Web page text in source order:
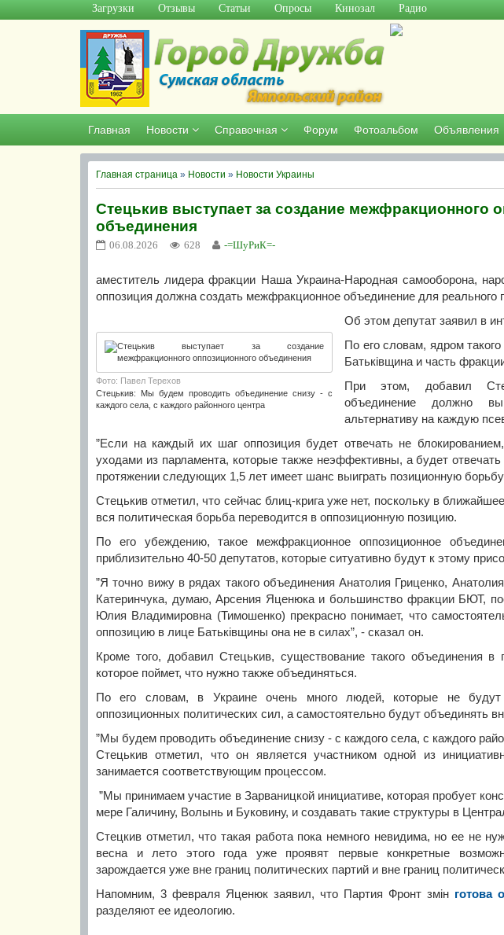
Загрузки Отзывы Статьи Опросы Кинозал Радио
Главная Новости Справочная Форум Фотоальбом Объявления
Главная страница » Новости » Новости Украины
Стецькив выступает за создание межфракционного
объединения
06.08.2026 628 -=ШуРиК=-
аместитель лидера фракции Наша Украина-Народная самооборона,
оппозиция должна создать межфракционное объединение для реального
Фото: Павел Терехов
Стецькив: Мы будем проводить объединение снизу - с
каждого села, с каждого районного центра
Об этом депутат заявил в
По его словам, ядром
Батьківщина и часть
При этом, добавил
объединение должно
альтернативу на каждую
”Если на каждый их шаг оппозиция будет отвечать не
уходами из парламента, которые также неэффективны, а будет отвечать
протяжении следующих 1,5 лет имеет шанс выиграть позиционную борьбу
Стецькив отметил, что сейчас блиц-крига уже нет, поскольку в
вся политическая борьба переводится в оппозиционную позицию.
По его убеждению, такое межфракционное оппозиционное
приблизительно 40-50 депутатов, которые ситуативно будут к этому
”Я точно вижу в рядах такого объединения Анатолия Гриценко,
Катеринчука, думаю, Арсения Яценюка и большинство фракции БЮТ,
Юлия Владимировна (Тимошенко) прекрасно понимает, что
оппозицию в лице Батьківщины она не в силах”, - сказал он.
Кроме того, добавил Стецькив, существование такого объединения
которое поймет, что нужно также объединяться.
По его словам, в Украине очень много людей, которые не
оппозиционных политических сил, а самостоятельно будут объединять
”Мы будем проводить объединение снизу - с каждого села, с каждого
Стецькив отметил, что он является участником одной из
занимается соответствующим процессом.
”Мы принимаем участие в Зарваницкой инициативе, которая пробует
мере Галичину, Волынь и Буковину, и создавать такие структуры в
Стецкив отметил, что такая работа пока немного невидима, но ее не
весна и лето этого года уже проявят первые конкретные
зарождается уже вне границ политических партий и вне границ
Напомним, 3 февраля Яценюк заявил, что Партия Фронт змін готова
разделяют ее идеологию.